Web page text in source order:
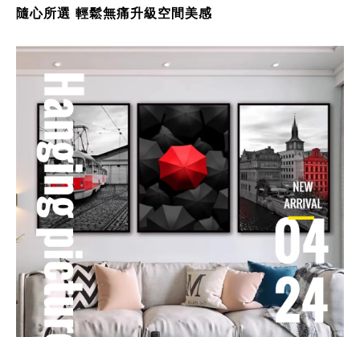
隨心所選 輕鬆無痛升級空間美感